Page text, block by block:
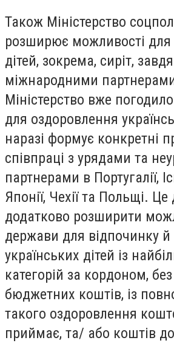
Також Міністерство
розширює можливості для
дітей, зокрема, сиріт,
міжнародними
Міністерство вже
для оздоровлення
наразі формує конкретні
співпраці з урядами та
партнерами в Португалії,
Японії, Чехії та Польщі.
додатково розширити
держави для відпочинку
українських дітей із
категорій за кордоном,
бюджетних коштів, із
такого оздоровлення
приймає, та/ або коштів